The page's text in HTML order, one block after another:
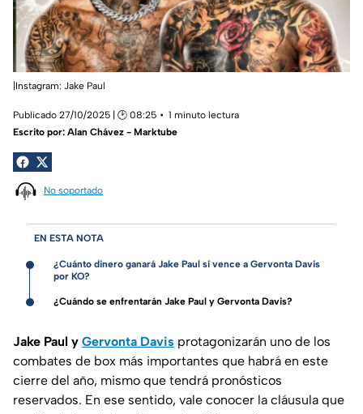
|Instagram: Jake Paul
Publicado 27/10/2025 | 🕑 08:25
1 minuto lectura
Escrito por: Alan Chávez - Marktube
No soportado
EN ESTA NOTA
¿Cuánto dinero ganará Jake Paul si vence a Gervonta Davis
por KO?
¿Cuándo se enfrentarán Jake Paul y Gervonta Davis?
Jake Paul y Gervonta Davis protagonizarán uno de los
combates de box más importantes que habrá en este
cierre del año, mismo que tendrá pronósticos
reservados. En ese sentido, vale conocer la cláusula que